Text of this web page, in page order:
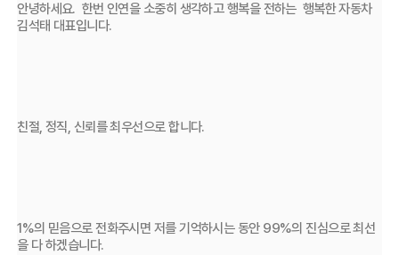
안녕하세요.  한번 인연을 소중히 생각하고 행복을 전하는  행복한 자동차
김석태 대표입니다.
친절, 정직, 신뢰를 최우선으로 합니다.
1%의 믿음으로 전화주시면 저를 기억하시는 동안 99%의 진심으로 최선
을 다 하겠습니다.